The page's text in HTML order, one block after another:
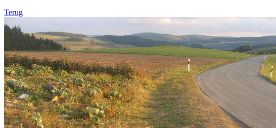
Terug